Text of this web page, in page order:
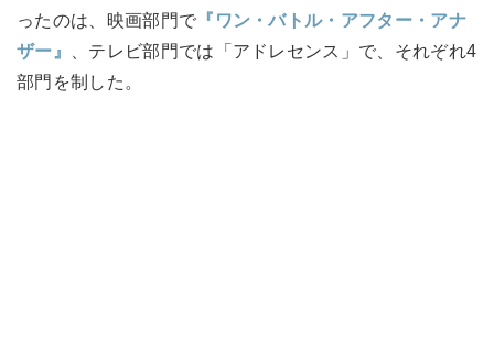
ったのは、映画部門で 『ワン・バトル・アフター・アナ
ザー』
、テレビ部門では「アドレセンス」で、それぞれ4
部門を制した。